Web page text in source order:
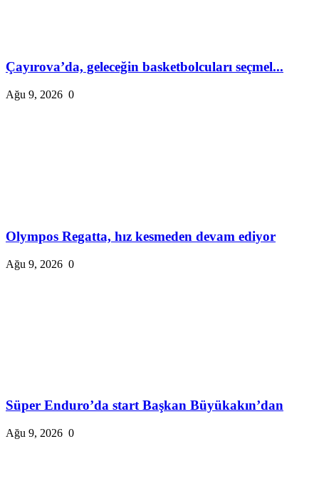
Çayırova’da, geleceğin basketbolcuları seçmel...
Ağu 9, 2026 0
Olympos Regatta, hız kesmeden devam ediyor
Ağu 9, 2026 0
Süper Enduro’da start Başkan Büyükakın’dan
Ağu 9, 2026 0